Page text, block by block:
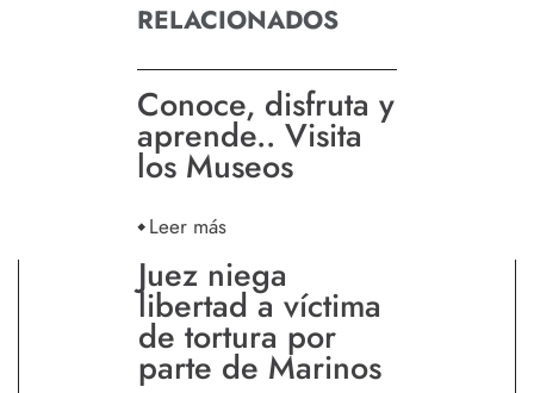
RELACIONADOS
Conoce, disfruta y
aprende.. Visita
los Museos
Leer más
Juez niega
libertad a víctima
de tortura por
parte de Marinos